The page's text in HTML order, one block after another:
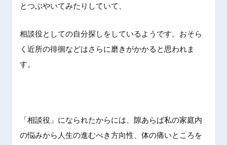
とつぶやいてみたりしていて、
相談役としての自分探しをしているようです。おそら
く近所の徘徊などはさらに磨きがかかると思われま
す。
「相談役」になられたからには、隙あらば私の家庭内
の悩みから人生の進むべき方向性、体の痛いところを